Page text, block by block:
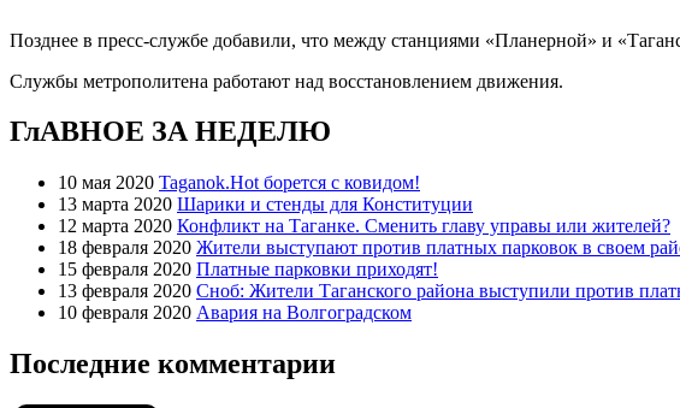
Позднее в пресс-службе добавили, что между станциями «Планерной» и
Службы метрополитена работают над восстановлением движения.
ГлАВНОЕ ЗА НЕДЕЛЮ
10 мая 2020 Taganok.Hot борется с ковидом!
13 марта 2020 Шарики и стенды для Конституции
12 марта 2020 Конфликт на Таганке. Сменить главу управы или жителей?
18 февраля 2020 Жители выступают против платных парковок в своем
15 февраля 2020 Платные парковки приходят!
13 февраля 2020 Сноб: Жители Таганского района выступили против
10 февраля 2020 Авария на Волгоградском
Последние комментарии